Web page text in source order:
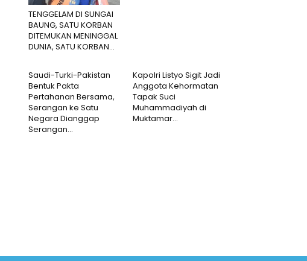
TENGGELAM DI SUNGAI
BAUNG, SATU KORBAN
DITEMUKAN MENINGGAL
DUNIA, SATU KORBAN...
Saudi-Turki-Pakistan
Bentuk Pakta
Pertahanan Bersama,
Serangan ke Satu
Negara Dianggap
Serangan...
Kapolri Listyo Sigit Jadi
Anggota Kehormatan
Tapak Suci
Muhammadiyah di
Muktamar...